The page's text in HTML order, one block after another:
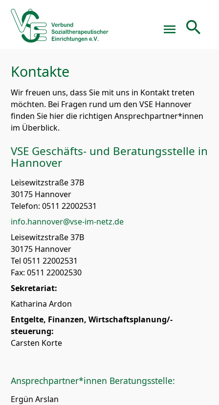
menu search
Suchbegriffe
Kontakte
Wir freuen uns, dass Sie mit uns in Kontakt treten
möchten. Bei Fragen rund um den VSE Hannover
finden Sie hier die richtigen Ansprechpartner*innen
im Überblick.
VSE Geschäfts- und Beratungsstelle in
Hannover
Leisewitzstraße 37B
30175 Hannover
Telefon: 0511 22002531
info.hannover@vse-im-netz.de
Leisewitzstraße 37B
30175 Hannover
Tel 0511 22002531
Fax: 0511 22002530
Sekretariat:
Katharina Ardon
Entgelte, Finanzen,Wirtschaftsplanung/-
steuerung:
Carsten Korte
Ansprechpartner*innen Beratungsstelle:
Ergün Arslan